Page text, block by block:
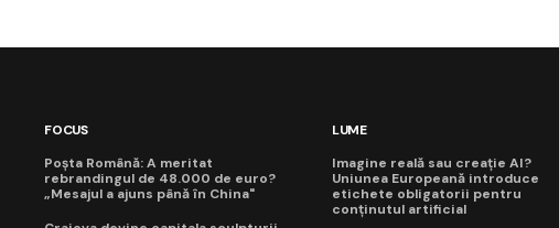
FOCUS
Poșta Română: A meritat
rebrandingul de 48.000 de euro?
„Mesajul a ajuns până în China"
LUME
Imagine reală sau creație AI?
Uniunea Europeană introduce
etichete obligatorii pentru
conținutul artificial